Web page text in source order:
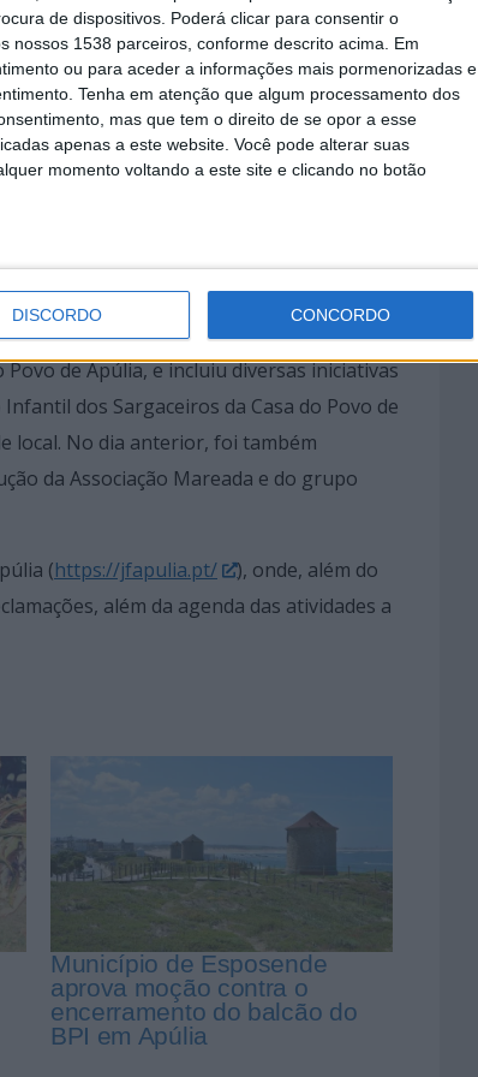
de dispositivos. Poderá clicar para consentir o
nossos 1538 parceiros, conforme descrito acima. Em
ou para aceder a informações mais pormenorizadas e
Tenha em atenção que algum processamento dos
mas que tem o direito de se opor a esse
apenas a este website. Você pode alterar suas
momento voltando a este site e clicando no botão
DISCORDO CONCORDO
o desenvolvimento equilibrado
pela proximidade e visão estratégica.
o forte espírito comunitário que
de desenvolvimento da freguesia e de
de Apúlia, e incluiu diversas iniciativas
dos Sargaceiros da Casa do Povo de
local. No dia anterior, foi também
da Associação Mareada e do grupo
(https://jfapulia.pt/
), onde, além do
além da agenda das atividades a
Município de Esposende
aprova moção contra o
encerramento do balcão do
BPI em Apúlia